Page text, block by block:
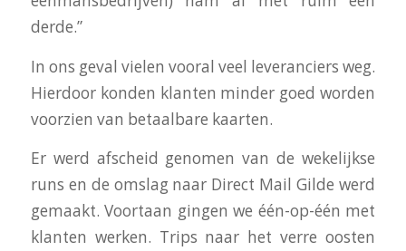
derde.”
In ons geval vielen vooral veel leveranciers weg.
Hierdoor konden klanten minder goed worden
voorzien van betaalbare kaarten.
Er werd afscheid genomen van de wekelijkse
runs en de omslag naar Direct Mail Gilde werd
gemaakt. Voortaan gingen we één-op-één met
klanten werken. Trips naar het verre oosten